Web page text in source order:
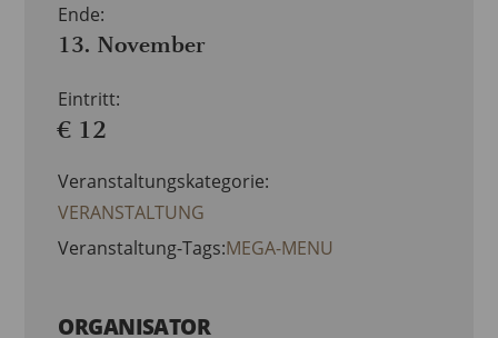
Ende:
13. November
Eintritt:
€ 12
Veranstaltungskategorie:
VERANSTALTUNG
Veranstaltung-Tags:MEGA-MENU
ORGANISATOR